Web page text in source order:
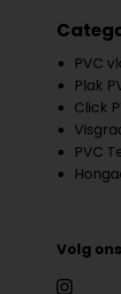
PVC
Plak
Click
PVC
Volg